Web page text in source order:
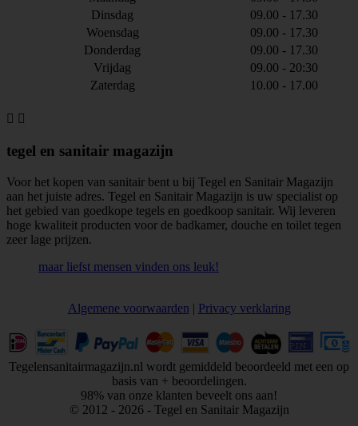
Dinsdag
09.00 - 17.30
Woensdag
09.00 - 17.30
Donderdag
09.00 - 17.30
Vrijdag
09.00 - 20:30
Zaterdag
10.00 - 17.00
 
tegel en sanitair magazijn
Voor het kopen van sanitair bent u bij Tegel en Sanitair Magazijn
aan het juiste adres. Tegel en Sanitair Magazijn is uw specialist op
het gebied van goedkope tegels en goedkoop sanitair. Wij leveren
hoge kwaliteit producten voor de badkamer, douche en toilet tegen
zeer lage prijzen.
maar liefst mensen vinden ons leuk!
Algemene voorwaarden | Privacy verklaring
Tegelensanitairmagazijn.nl wordt gemiddeld beoordeeld met een op
basis van + beoordelingen.
98% van onze klanten beveelt ons aan!
© 2012 - 2026 - Tegel en Sanitair Magazijn